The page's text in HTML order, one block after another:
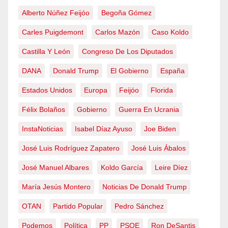
Alberto Núñez Feijóo Begoña Gómez
Carles Puigdemont Carlos Mazón Caso Koldo
Castilla Y León Congreso De Los Diputados
DANA Donald Trump El Gobierno España
Estados Unidos Europa Feijóo Florida
Félix Bolaños Gobierno Guerra En Ucrania
InstaNoticias Isabel Díaz Ayuso Joe Biden
José Luis Rodríguez Zapatero José Luis Ábalos
José Manuel Albares Koldo García Leire Díez
María Jesús Montero Noticias De Donald Trump
OTAN Partido Popular Pedro Sánchez
Podemos Política PP PSOE Ron DeSantis